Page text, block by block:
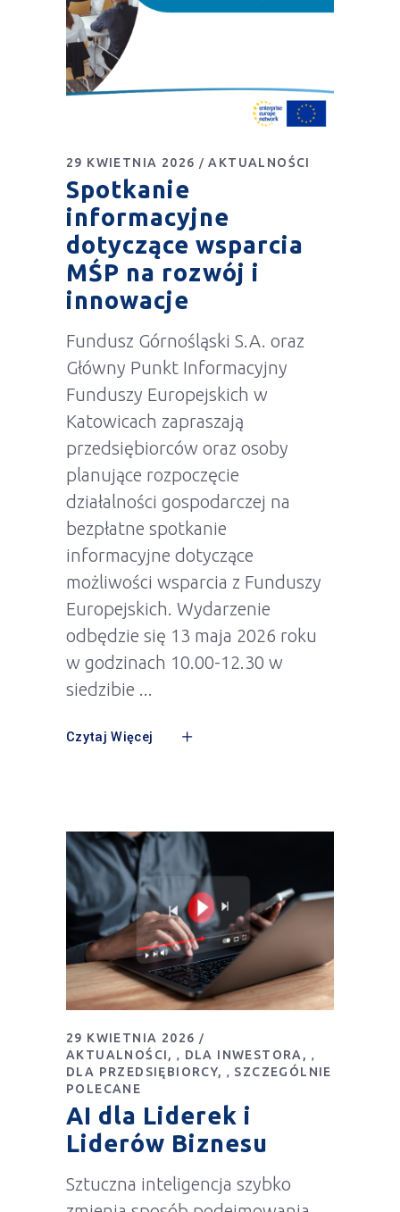
29 KWIETNIA 2026 AKTUALNOŚCI
Spotkanie
informacyjne
dotyczące wsparcia
MŚP na rozwój i
innowacje
Fundusz Górnośląski S.A. oraz
Główny Punkt Informacyjny
Funduszy Europejskich w
Katowicach zapraszają
przedsiębiorców oraz osoby
planujące rozpoczęcie
działalności gospodarczej na
bezpłatne spotkanie
informacyjne dotyczące
możliwości wsparcia z Funduszy
Europejskich. Wydarzenie
odbędzie się 13 maja 2026 roku
w godzinach 10.00-12.30 w
siedzibie
Czytaj Więcej
29 KWIETNIA 2026
AKTUALNOŚCI
, DLA INWESTORA ,
DLA PRZEDSIĘBIORCY , SZCZEGÓLNIE
POLECANE
AI dla Liderek i
Liderów Biznesu
Sztuczna inteligencja szybko